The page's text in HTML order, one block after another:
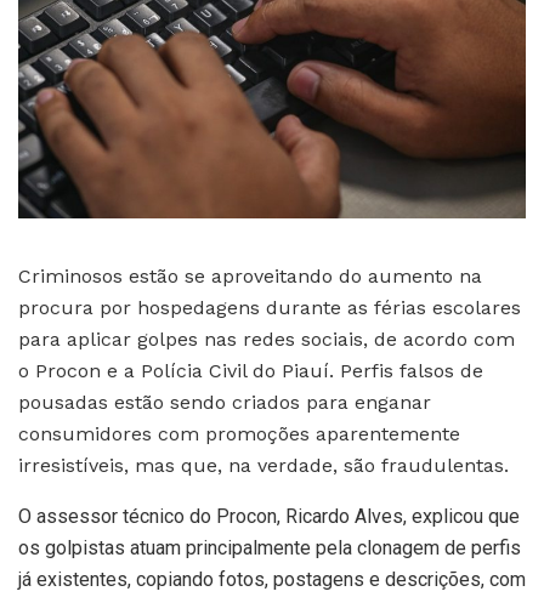
Criminosos estão se aproveitando do aumento na
procura por hospedagens durante as férias escolares
para aplicar golpes nas redes sociais, de acordo com
o Procon e a Polícia Civil do Piauí. Perfis falsos de
pousadas estão sendo criados para enganar
consumidores com promoções aparentemente
irresistíveis, mas que, na verdade, são fraudulentas.
O assessor técnico do Procon, Ricardo Alves, explicou que
os golpistas atuam principalmente pela clonagem de perfis
já existentes, copiando fotos, postagens e descrições, com